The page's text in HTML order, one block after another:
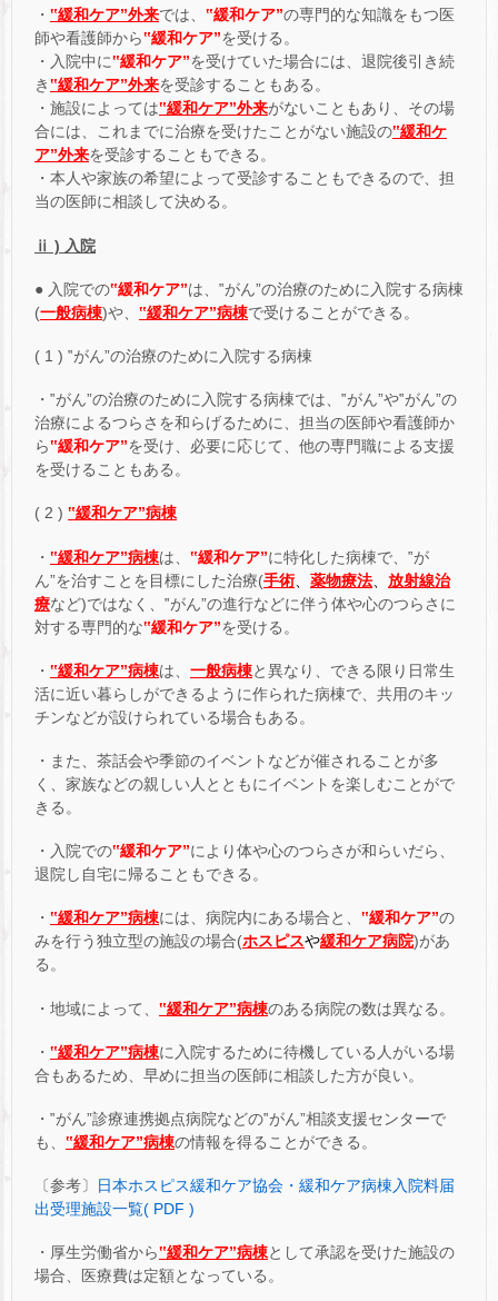
・ ‟緩和ケア”外来では、 ‟緩和ケア”の専門的な知識をもつ医
師や看護師から‟緩和ケア”を受ける。
・入院中に‟緩和ケア”を受けていた場合には、退院後引き続
き‟緩和ケア”外来を受診することもある。
・施設によっては‟緩和ケア”外来がないこともあり、その場
合には、これまでに治療を受けたことがない施設の‟緩和ケ
ア”外来を受診することもできる。
・本人や家族の希望によって受診することもできるので、担
当の医師に相談して決める。
ⅱ ) 入院
● 入院での‟緩和ケア”は、‟がん”の治療のために入院する病棟
(一般病棟)や、 ‟緩和ケア”病棟で受けることができる。
( 1 ) ‟がん”の治療のために入院する病棟
・‟がん”の治療のために入院する病棟では、‟がん”や‟がん”の
治療によるつらさを和らげるために、担当の医師や看護師か
ら‟緩和ケア”を受け、必要に応じて、他の専門職による支援
を受けることもある。
( 2 ) ‟緩和ケア”病棟
・ ‟緩和ケア”病棟は、 ‟緩和ケア”に特化した病棟で、‟が
ん”を治すことを目標にした治療(手術 薬物療法
放射線治
療など)ではなく、‟がん”の進行などに伴う体や心のつらさに
対する専門的な‟緩和ケア”を受ける。
・ ‟緩和ケア”病棟は、 一般病棟と異なり、できる限り日常生
活に近い暮らしができるように作られた病棟で、共用のキッ
チンなどが設けられている場合もある。
・また、茶話会や季節のイベントなどが催されることが多
く、家族などの親しい人とともにイベントを楽しむことがで
きる。
・入院での‟緩和ケア”により体や心のつらさが和らいだら、
退院し自宅に帰ることもできる。
・ ‟緩和ケア”病棟には、病院内にある場合と、 ‟緩和ケア”の
みを行う独立型の施設の場合(ホスピスや緩和ケア病院)があ
る。
・地域によって、 ‟緩和ケア”病棟のある病院の数は異なる。
・ ‟緩和ケア”病棟に入院するために待機している人がいる場
合もあるため、早めに担当の医師に相談した方が良い。
・‟がん”診療連携拠点病院などの‟がん”相談支援センターで
も、 ‟緩和ケア”病棟の情報を得ることができる。
〔参考〕
日本ホスピス緩和ケア協会・緩和ケア病棟入院料届
出受理施設一覧( PDF )
・厚生労働省から‟緩和ケア”病棟として承認を受けた施設の
場合、医療費は定額となっている。